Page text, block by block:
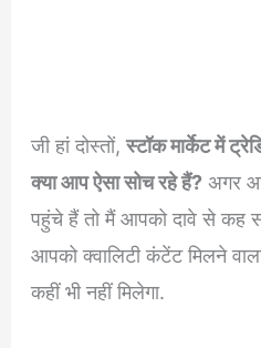
जी हां दोस्तों,स्टॉक मार्केट में
क्या आप ऐसा सोच रहे हैं?अगर
पहुंचे हैं तो मैं आपको दावे से कह
आपको क्वालिटी कंटेंट मिलने
कहीं भी नहीं मिलेगा.